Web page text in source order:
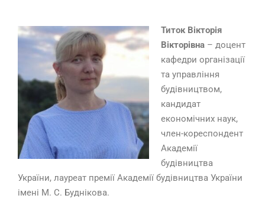
Титок Вікторія
Вікторівна – доцент
кафедри організації
та управління
будівництвом,
кандидат
економічних наук,
член-кореспондент
Академії
будівництва
України, лауреат премії Академії будівництва України
імені М. С. Буднікова.